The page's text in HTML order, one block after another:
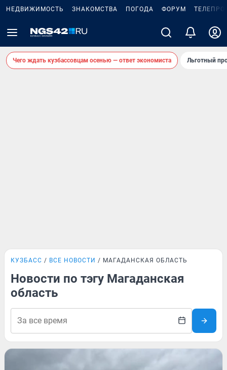
НЕДВИЖИМОСТЬ ЗНАКОМСТВА ПОГОДА ФОРУМ
Чего ждать кузбассовцам осенью — ответ экономиста Льготный
КУЗБАСС ВСЕ НОВОСТИ МАГАДАНСКАЯ ОБЛАСТЬ
Новости по тэгу Магаданская
область